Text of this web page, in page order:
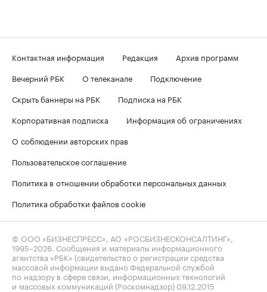
Контактная информация Редакция
Архив программ
Вечерний РБК
О телеканале
Подключение
Скрыть баннеры на РБК
Подписка на РБК
Корпоративная подписка
Информация об ограничениях
О соблюдении авторских прав
Пользовательское соглашение
Политика в отношении обработки персональных данных
Политика обработки файлов cookie
© ООО «БИЗНЕСПРЕСС», АО «РОСБИЗНЕСКОНСАЛТИНГ»,
1995–2026 . Сообщения и материалы информационного
агентства «РБК» (свидетельство о регистрации средства
массовой информации выдано Федеральной службой
по надзору в сфере связи, информационных технологий
и массовых коммуникаций (Роскомнадзор) 09.12.2015